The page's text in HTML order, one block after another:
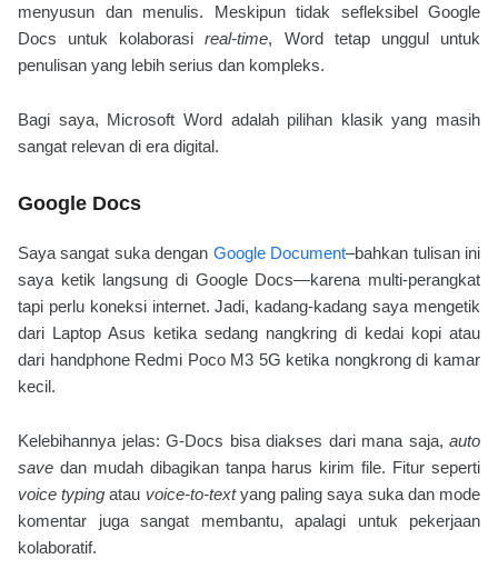
menyusun dan menulis. Meskipun tidak sefleksibel Google
Docs untuk kolaborasireal-time, Word tetap unggul untuk
penulisan yang lebih serius dan kompleks.
Bagi saya, Microsoft Word adalah pilihan klasik yang masih
sangat relevan di era digital.
Google Docs
Saya sangat suka dengan Google Document–bahkan tulisan ini
saya ketik langsung di Google Docs—karena multi-perangkat
tapi perlu koneksi internet. Jadi, kadang-kadang saya mengetik
dari Laptop Asus ketika sedang nangkring di kedai kopi atau
dari handphone Redmi Poco M3 5G ketika nongkrong di kamar
kecil.
Kelebihannya jelas: G-Docs bisa diakses dari mana saja, auto
save dan mudah dibagikan tanpa harus kirim file. Fitur seperti
voice typing atau voice-to-textyang paling saya suka dan mode
komentar juga sangat membantu, apalagi untuk pekerjaan
kolaboratif.